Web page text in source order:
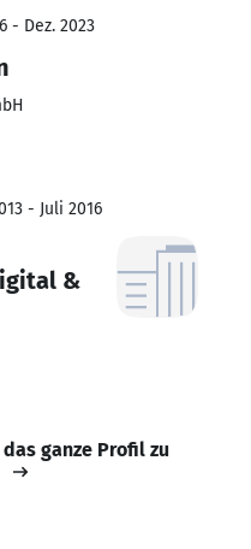
- Dez. 2023
- Juli 2016
&
ganze Profil zu